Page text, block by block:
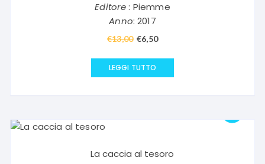
Editore: Piemme
Anno: 2017
€13,00 Il
originale
€6,50Il
LEGGI TUTTO
La caccia al tesoro